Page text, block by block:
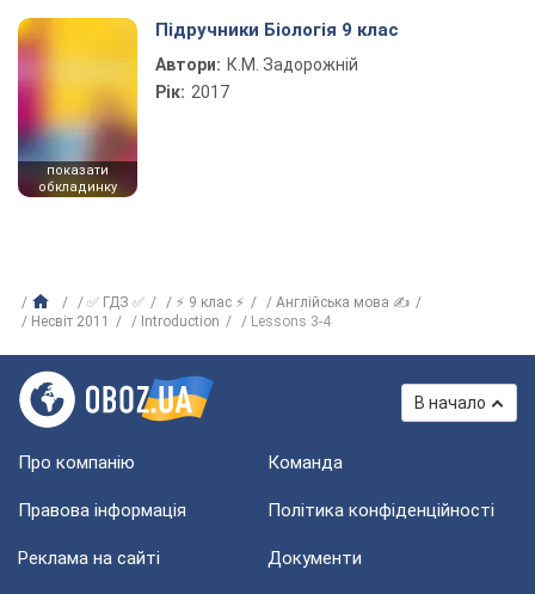
показати
обкладинку
Підручники Біологія 9 клас
Автори: К.М. Задорожній
Рік: 2017
✅ ГДЗ ✅ ⚡ 9 клас ⚡
Англійська мова ✍
Несвіт 2011
Introduction Lessons 3-4
В начало
Про компанію Команда
Правова інформація Політика конфіденційності
Реклама на сайті Документи